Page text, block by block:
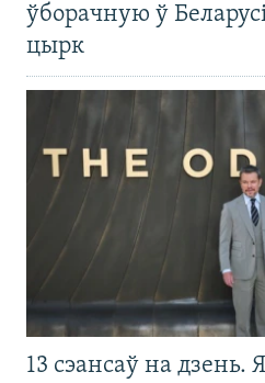
ўборачную ў
цырк
13 сэансаў на дзень.